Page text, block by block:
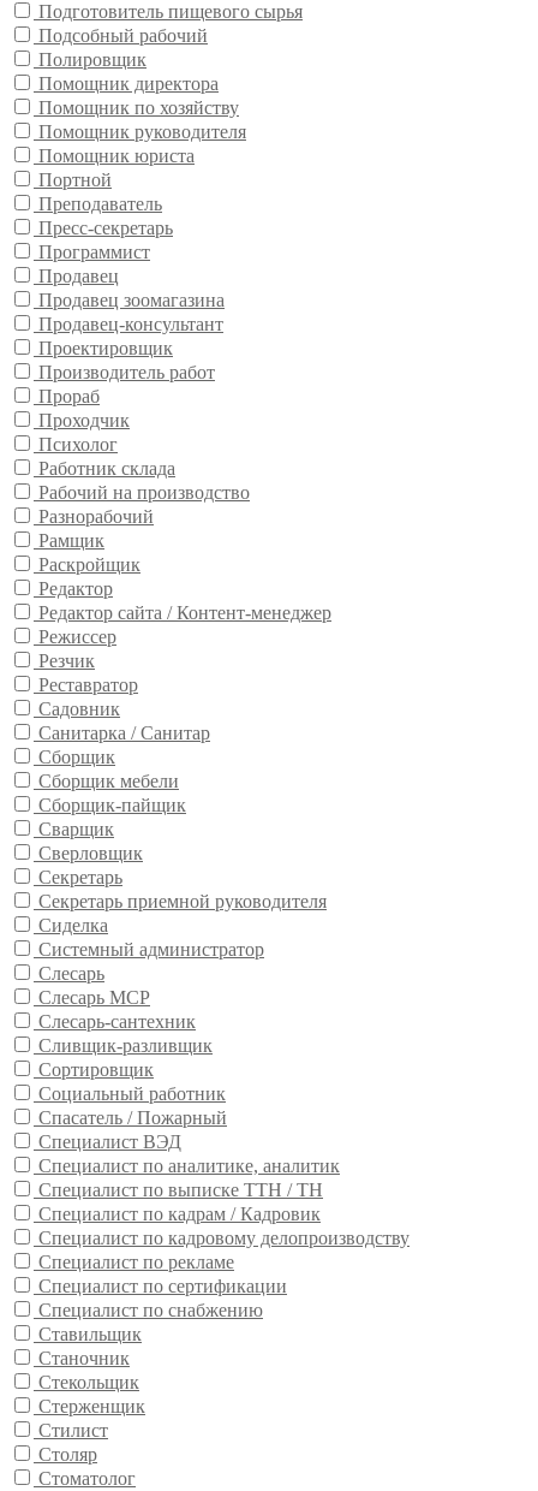
Подготовитель пищевого сырья
Подсобный рабочий
Полировщик
Помощник директора
Помощник по хозяйству
Помощник руководителя
Помощник юриста
Портной
Преподаватель
Пресс-секретарь
Программист
Продавец
Продавец зоомагазина
Продавец-консультант
Проектировщик
Производитель работ
Прораб
Проходчик
Психолог
Работник склада
Рабочий на производство
Разнорабочий
Рамщик
Раскройщик
Редактор
Редактор сайта / Контент-менеджер
Режиссер
Резчик
Реставратор
Садовник
Санитарка / Санитар
Сборщик
Сборщик мебели
Сборщик-пайщик
Сварщик
Сверловщик
Секретарь
Секретарь приемной руководителя
Сиделка
Системный администратор
Слесарь
Слесарь МСР
Слесарь-сантехник
Сливщик-разливщик
Сортировщик
Социальный работник
Спасатель / Пожарный
Специалист ВЭД
Специалист по аналитике, аналитик
Специалист по выписке ТТН / ТН
Специалист по кадрам / Кадровик
Специалист по кадровому делопроизводству
Специалист по рекламе
Специалист по сертификации
Специалист по снабжению
Ставильщик
Станочник
Стекольщик
Стерженщик
Стилист
Столяр
Стоматолог